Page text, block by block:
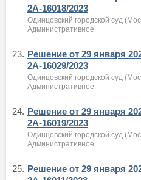
2А-16018/2023
Одинцовский городской суд
Административное
23. Решение от 29 января
2А-16029/2023
Одинцовский городской суд
Административное
24. Решение от 29 января
2А-16019/2023
Одинцовский городской суд
Административное
25. Решение от 29 января